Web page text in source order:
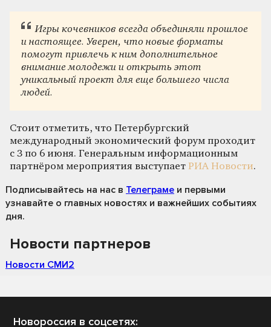
Игры кочевников всегда объединяли прошлое
и настоящее. Уверен, что новые форматы
помогут привлечь к ним дополнительное
внимание молодежи и открыть этот
уникальный проект для еще большего числа
людей.
Стоит отметить, что Петербургский
международный экономический форум проходит
с 3 по 6 июня. Генеральным информационным
партнёром мероприятия выступает РИА Новости.
Подписывайтесь на нас в Телеграме и первыми
узнавайте о главных новостях и важнейших событиях
дня.
Новости партнеров
Новости СМИ2
Новороссия в соцсетях: